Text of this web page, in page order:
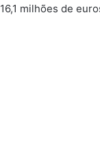
milhões de